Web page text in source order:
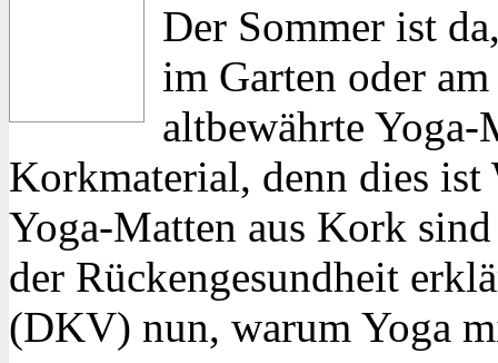
Der Sommer ist
im Garten oder
altbewährte Yoga-
Korkmaterial, denn dies
Yoga-Matten aus Kork
der Rückengesundheit
(DKV) nun, warum Yoga